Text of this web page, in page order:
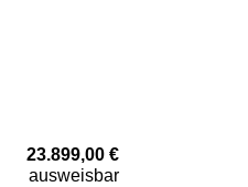
23.899,00 €
ausweisbar